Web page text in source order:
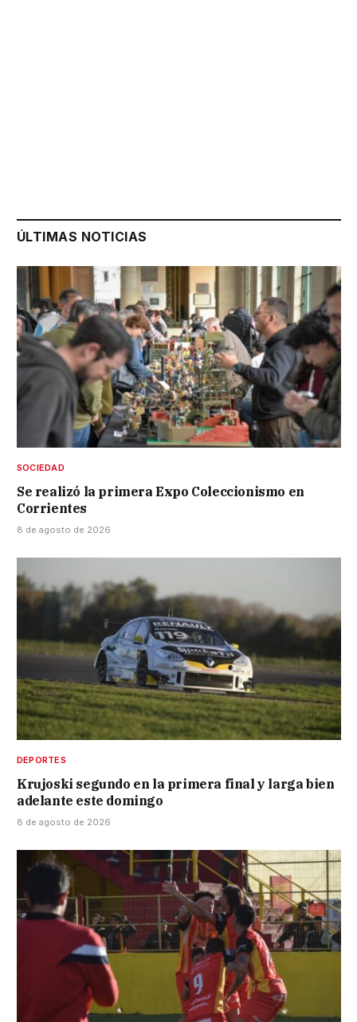
ÚLTIMAS NOTICIAS
SOCIEDAD
Se realizó la primera Expo Coleccionismo en
Corrientes
8 de agosto de 2026
DEPORTES
Krujoski segundo en la primera final y larga bien
adelante este domingo
8 de agosto de 2026